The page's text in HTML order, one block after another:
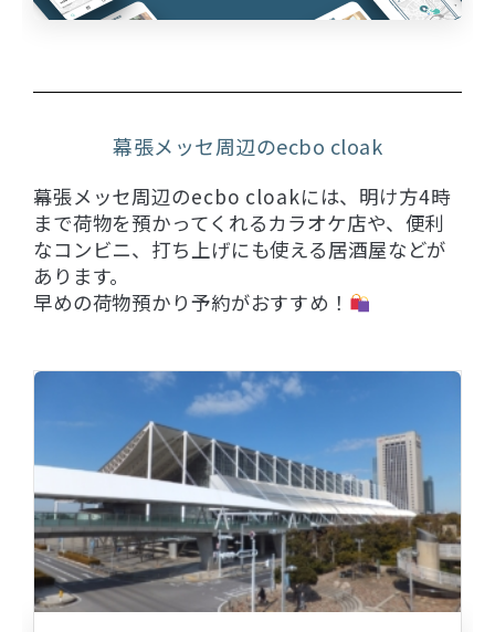
幕張メッセ周辺のecbo cloak
幕張メッセ周辺のecbo cloakには、明け方4時
まで荷物を預かってくれるカラオケ店や、便利
なコンビニ、打ち上げにも使える居酒屋などが
あります。
早めの荷物預かり予約がおすすめ！